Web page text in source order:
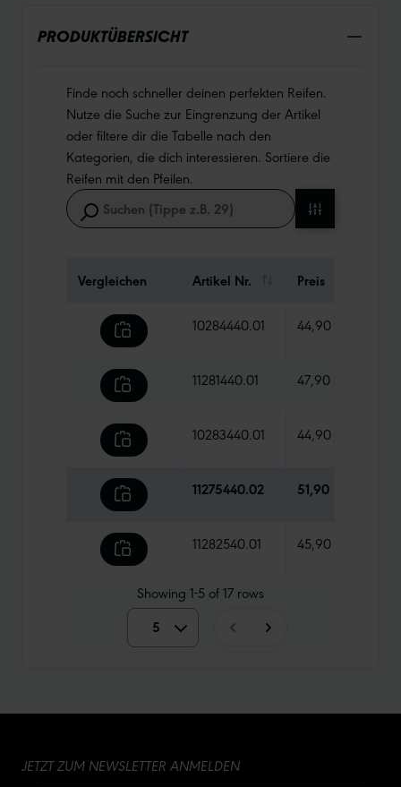
PRODUKTÜBERSICHT
Finde noch schneller deinen perfekten Reifen.
Nutze die Suche zur Eingrenzung der Artikel
oder filtere dir die Tabelle nach den
Kategorien, die dich interessieren. Sortiere die
Reifen mit den Pfeilen.
Vergleichen Artikel Nr. Preis
10284440.01 44,90 €
11281440.01 47,90 €
10283440.01 44,90 €
11275440.02 51,90 €
11282540.01 45,90 €
Showing 1-5of17 rows
5 5
20
JETZT ZUM NEWSLETTER ANMELDEN